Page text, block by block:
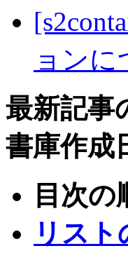
ョンに
最新記事
書庫作成
目次の
リスト